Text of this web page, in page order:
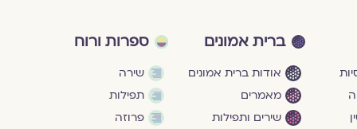
ברית אמונים
אודות ברית אמונים
מאמרים
שירים ותפילות
ספרות ורוח
שירה
תפילות
פרוזה